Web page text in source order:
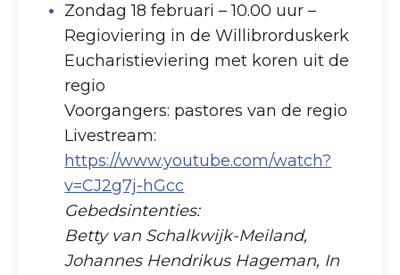
Zondag 18 februari – 10.00 uur –
Regioviering in de Willibrorduskerk
Eucharistieviering met koren uit de
regio
Voorgangers: pastores van de regio
Livestream:
https://www.youtube.com/watch?
v=CJ2g7j-hGcc
Gebedsintenties:
Betty van Schalkwijk-Meiland,
Johannes Hendrikus Hageman, In